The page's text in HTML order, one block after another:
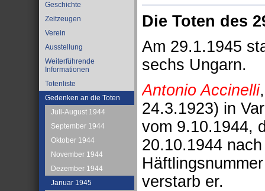
Geschichte
Zeitzeugen
Verein
Ausstellung
Weiterführende
Informationen
Totenliste
Gedenken an die Toten
Juli-August 1944
September 1944
Oktober 1944
November 1944
Dezember 1944
Januar 1945
Die Toten des
Am 29.1.1945
sechs Ungarn.
Antonio Accinelli
24.3.1923) in
vom 9.10.1944,
20.10.1944
verstarb er.